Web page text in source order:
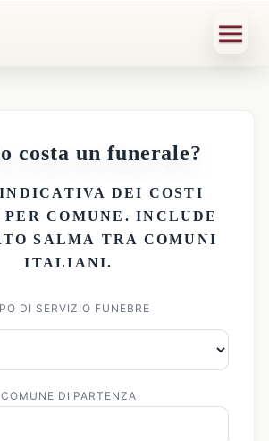
costa un funerale?
DEI COSTI
COMUNE . INCLUDE
SALMA TRA COMUNI
ITALIANI.
DI SERVIZIO FUNEBRE
COMUNE DI PARTENZA